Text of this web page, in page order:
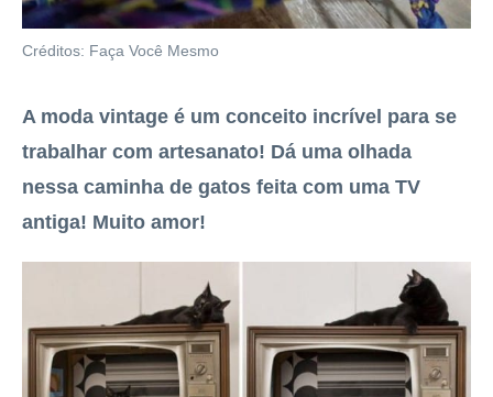
Créditos: Faça Você Mesmo
A moda vintage é um conceito incrível para se
trabalhar com artesanato! Dá uma olhada
nessa caminha de gatos feita com uma TV
antiga! Muito amor!